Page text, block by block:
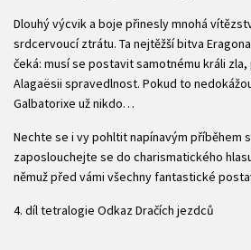
Dlouhý výcvik a boje přinesly mnohá
srdcervoucí ztrátu. Ta nejtěžší bitva
čeká: musí se postavit samotnému králi
Alagaësii spravedlnost. Pokud to
Galbatorixe už nikdo…
Nechte se i vy pohltit napínavým příběhem
zaposlouchejte se do charismatického
němuž před vámi všechny fantastické
4. díl tetralogie Odkaz Dračích jezdců